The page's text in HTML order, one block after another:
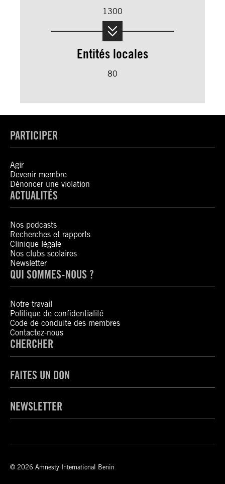
1300
Entités locales
80
PARTICIPER
Agir
Devenir membre
Dénoncer une violation
ACTUALITÉS
Nos podcasts
Recherches et rapports
Clinique légale
Nos clubs scolaires
Newsletter
QUI SOMMES-NOUS ?
Notre travail
Politique de confidentialité
Code de conduite des membres
Contactez-nous
CHERCHER
FAITES UN DON
NEWSLETTER
© 2026 Amnesty International Benin